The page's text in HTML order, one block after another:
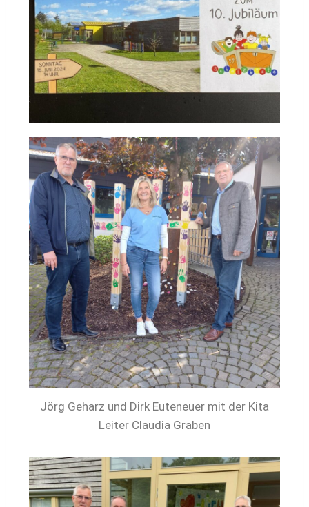
Jörg Geharz und Dirk Euteneuer mit der Kita
Leiter Claudia Graben